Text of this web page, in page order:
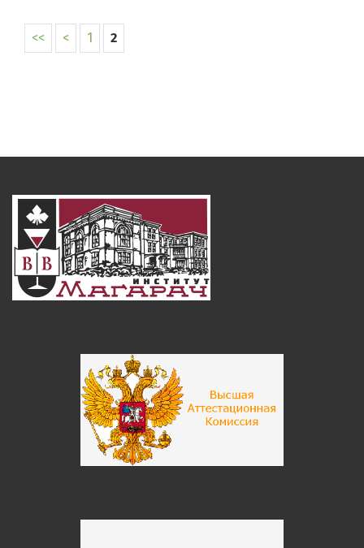
<< < 1 2